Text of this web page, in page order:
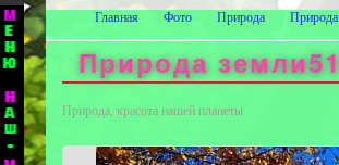
Главная Фото Природа
Природа земли51
Природа, красота нашей планеты